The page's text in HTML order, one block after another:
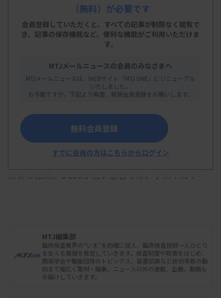
CTEPHは、肺動脈内に残存する血栓により肺高血
圧を来す疾患。肺動脈血栓内膜摘除術などにより根
長期予後は個人差が大きく、治療後も症状や肺高血
圧が残る背景については十分に解明されていない。
れるDLcoに着目。全国35施設が参加するCTEPH全
国レジストリ（CTEPH AC registry）に登録された
患者1270例を解析した。
解析の結果、DLcoが低い患者では、手術やカテー
床イベントが有意に多かった。
（無料）が必要です
会員登録していただくと、すべての記事が制限なく閲覧で
き、 記事の保存機能など、便利な機能がご利用いただけま
す。
MTJメールニュースの会員のみなさまへ
MTJメールニュースは、WEBサイト「MTJ ONE」にリニューアル
いたしました。
お手数ですが、下記より再度、新規会員登録をお願いします。
無料会員登録
すでに会員の方はこちらからログイン
MTJ編集部
臨床検査業界の“いま”を的確に捉え、臨床検査技師一人ひとり
を支える情報を発信していきます。検査制度や政策をはじめ、
関係学会や職能団体のトピックス、装置試薬など技術革新の動
向まで幅広く取材・編集。ニュース以外の連載、企画、動画も
お届けしていきます。